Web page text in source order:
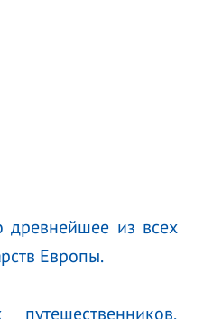
древнейшее из всех
Европы.